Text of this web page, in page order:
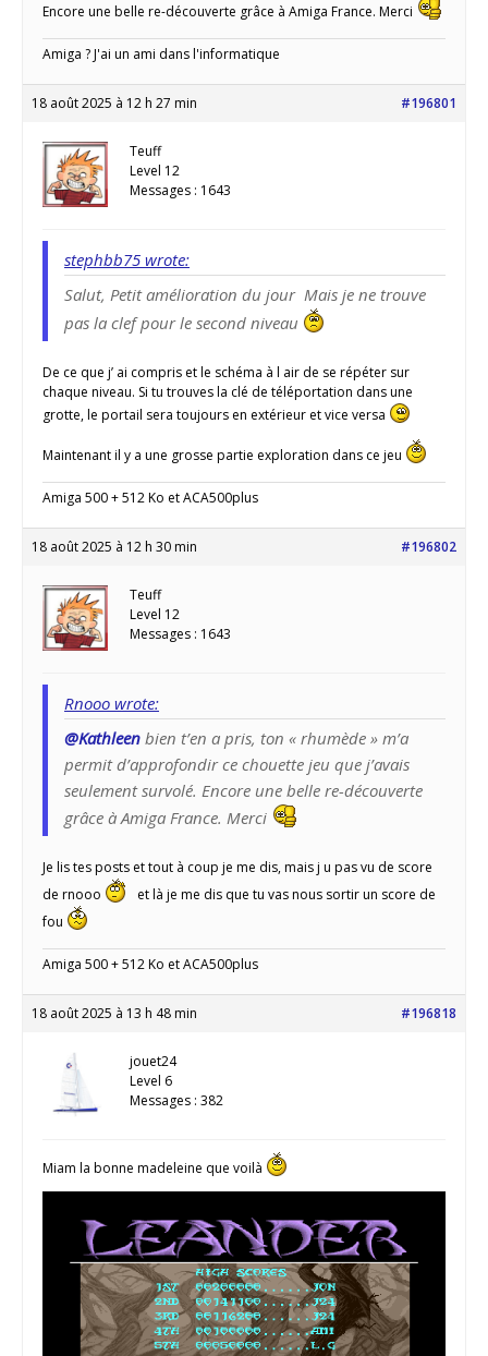
Encore une belle re-découverte grâce à Amiga France. Merci
Amiga ? J'ai un ami dans l'informatique
18 août 2025 à 12 h 27 min #196801
Teuff
Level 12
Messages : 1643
stephbb75 wrote:
Salut, Petit amélioration du jour Mais je ne trouve
pas la clef pour le second niveau
De ce que j’ ai compris et le schéma à l air de se répéter sur
chaque niveau. Si tu trouves la clé de téléportation dans une
grotte, le portail sera toujours en extérieur et vice versa
Maintenant il y a une grosse partie exploration dans ce jeu
Amiga 500 + 512 Ko et ACA500plus
18 août 2025 à 12 h 30 min #196802
Teuff
Level 12
Messages : 1643
Rnooo wrote:
@Kathleen bien t’en a pris, ton « rhumède » m’a
permit d’approfondir ce chouette jeu que j’avais
seulement survolé. Encore une belle re-découverte
grâce à Amiga France. Merci
Je lis tes posts et tout à coup je me dis, mais j u pas vu de score
de rnooo
et là je me dis que tu vas nous sortir un score de
fou
Amiga 500 + 512 Ko et ACA500plus
18 août 2025 à 13 h 48 min #196818
jouet24
Level 6
Messages : 382
Miam la bonne madeleine que voilà